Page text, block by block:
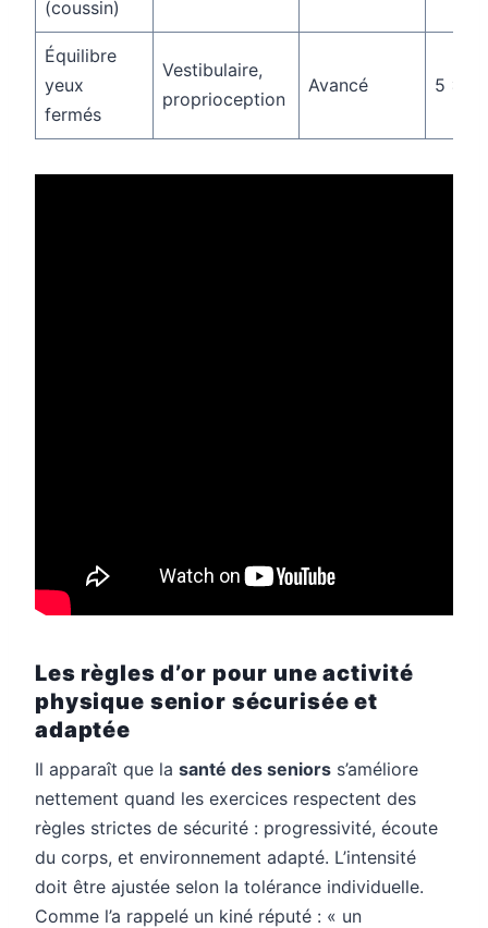
(coussin)
Équilibre
yeux
fermés
Vestibulaire,
proprioception
Avancé 5 ×
Les règles d’or pour une activité
physique senior sécurisée et
adaptée
Il apparaît que la santé des seniors s’améliore
nettement quand les exercices respectent des
règles strictes de sécurité : progressivité, écoute
du corps, et environnement adapté. L’intensité
doit être ajustée selon la tolérance individuelle.
Comme l’a rappelé un kiné réputé : « un